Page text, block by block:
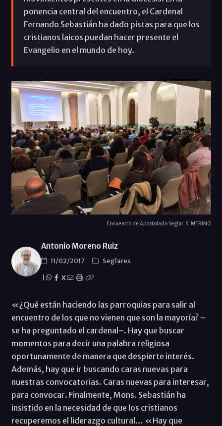
ponencia central del encuentro, el Cardenal
Fernando Sebastián ha dado pistas para que los
cristianos laicos puedan hacer presente el
Evangelio en el mundo de hoy.
Encuentro de Apostolado Seglar. S. MERINO
Antonio Moreno Ruiz
11/02/2017
Seglares
X
«¿Qué están haciendo las parroquias para salir al
encuentro de los que no vienen que son la mayoría? –
se ha preguntado el cardenal–. Hay que buscar
momentos para decir una palabra religiosa
oportunamente de manera que despierte interés.
Además, hay que ir buscando caras nuevas para
nuestras convocatorias. Caras nuevas para interesar,
para convocar. Finalmente, Mons. Sebastián ha
insistido en la necesidad de que los cristianos
recuperemos el liderazgo cultural… «Hay que